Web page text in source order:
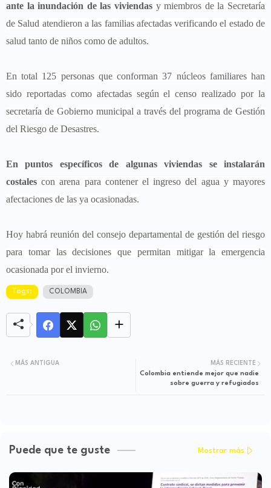
ante la inundación de las viviendas y miembros de la Secretaría
de Salud atendieron a las familias afectadas verificando el estado de
salud tanto de niños como de adultos.
En total 125 personas que conforman 37 núcleos familiares han
sido reportadas como afectadas según el censo realizado por la
secretaría de Gobierno municipal a través del programa de Gestión
del Riesgo de Desastres.
En puntos específicos de algunas viviendas se instalarán
costales con arena para contener el ingreso del agua y mayores
afectaciones de las ya ocasionadas.
Hoy habrá reunión del consejo departamental de gestión del riesgo
para tomar las decisiones que permitan mitigar la emergencia
ocasionada por el invierno.
Tags: COLOMBIA
MÁS RECIENTE
Colombia entiende mejor que nadie
sobre guerra y refugiados
MÁS ANTIGUA
Puede que te guste Mostrar más